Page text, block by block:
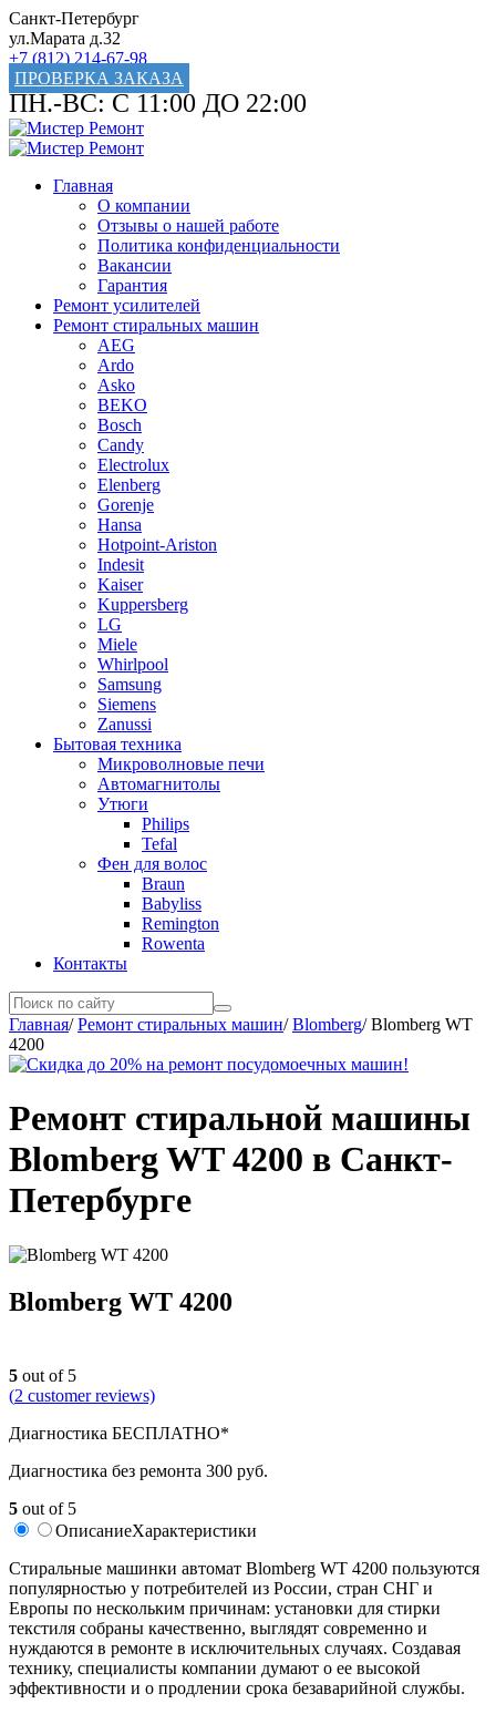
Санкт-Петербург
ул.Марата д.32
+7 (812) 214-67-98
ПРОВЕРКА ЗАКАЗА
ПН.-ВС: С 11:00 ДО 22:00
Главная
О компании
Отзывы о нашей работе
Политика конфиденциальности
Вакансии
Гарантия
Ремонт усилителей
Ремонт стиральных машин
AEG
Ardo
Asko
BEKO
Bosch
Candy
Electrolux
Elenberg
Gorenje
Hansa
Hotpoint-Ariston
Indesit
Kaiser
Kuppersberg
LG
Miele
Whirlpool
Samsung
Siemens
Zanussi
Бытовая техника
Микроволновые печи
Автомагнитолы
Утюги
Philips
Tefal
Фен для волос
Braun
Babyliss
Remington
Rowenta
Контакты
Главная/Ремонт стиральных машин/Blomberg/Blomberg WT
4200
Ремонт стиральной машины
Blomberg WT 4200 в Санкт-
Петербурге
Blomberg WT 4200
5 out of 5
(2 customer reviews)
Диагностика БЕСПЛАТНО*
Диагностика без ремонта 300 руб.
5 out of 5
ОписаниеХарактеристики
Стиральные машинки автомат Blomberg WT 4200 пользуются
популярностью у потребителей из России, стран СНГ и
Европы по нескольким причинам: установки для стирки
текстиля собраны качественно, выглядят современно и
нуждаются в ремонте в исключительных случаях. Создавая
технику, специалисты компании думают о ее высокой
эффективности и о продлении срока безаварийной службы.